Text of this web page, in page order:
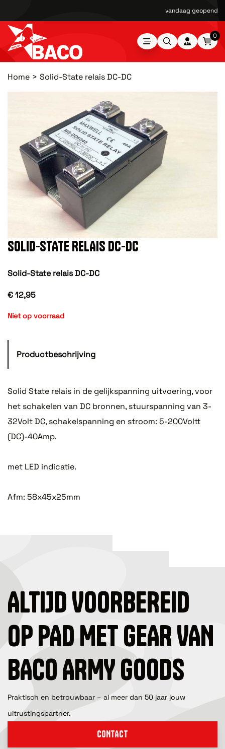
vandaag geopend
0
Home Solid-State relais DC-DC
SOLID-STATE RELAIS DC-DC
Solid-State relais DC-DC
€ 12,95
Niet op voorraad
Productbeschrijving
Solid State relais in de gelijkspanning uitvoering, voor
het schakelen van DC bronnen, stuurspanning van 3-
32Volt DC, schakelspanning en stroom: 5-200Voltt
(DC)-40Amp.
met LED indicatie.
Afm: 58x45x25mm
ALTIJD VOORBEREID
OP PAD MET GEAR VAN
BACO ARMY GOODS
Praktisch en betrouwbaar – al meer dan 50 jaar jouw
uitrustingspartner.
CONTACT